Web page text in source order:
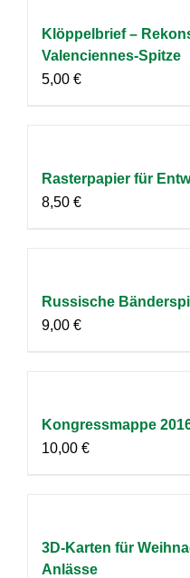
Klöppelbrief –
Valenciennes-Spitze
5,00 €
Rasterpapier für
8,50 €
Russische
9,00 €
Kongressmappe
10,00 €
3D-Karten für
Anlässe